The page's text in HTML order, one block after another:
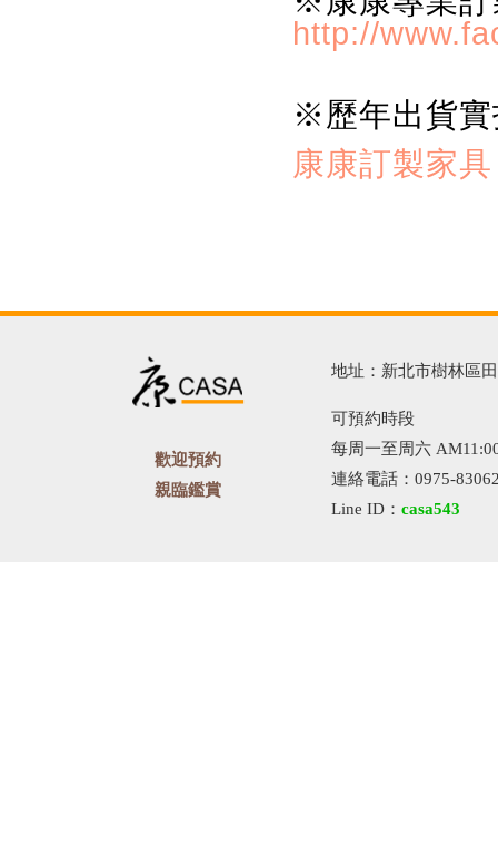
http://
※歷年出貨
康康訂製家
歡迎預約
親臨鑑賞
地址：新北市樹林區
可預約時段
每周一至周六
連絡電話：0975-
Line ID： casa543